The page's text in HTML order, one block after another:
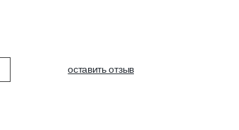
оставить отзыв
оставить отзыв